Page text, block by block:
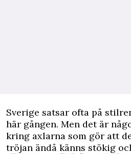
Sverige satsar ofta på
här gången. Men det är
kring axlarna som gör att
tröjan ändå känns stökig